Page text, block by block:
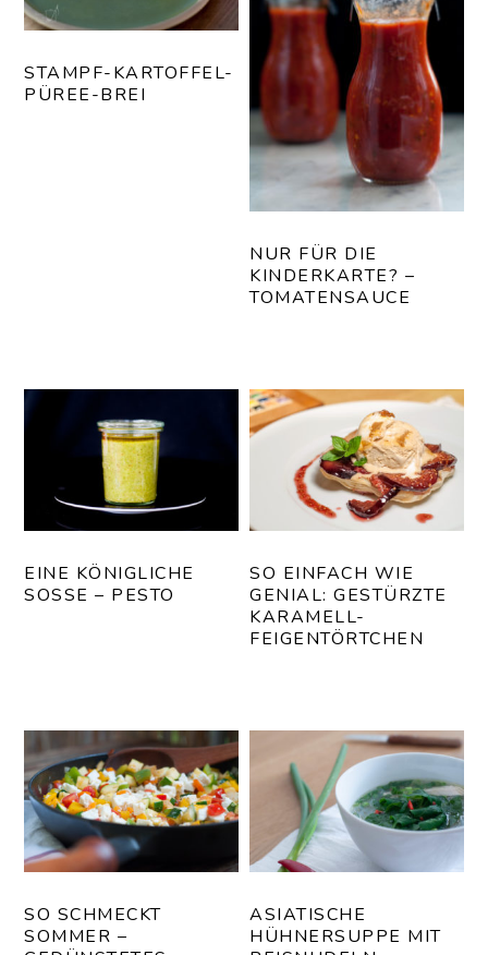
STAMPF-KARTOFFEL-
PÜREE-BREI
NUR FÜR DIE
KINDERKARTE? –
TOMATENSAUCE
EINE KÖNIGLICHE
SOSSE – PESTO
SO EINFACH WIE
GENIAL: GESTÜRZTE
KARAMELL-
FEIGENTÖRTCHEN
SO SCHMECKT
SOMMER –
ASIATISCHE
HÜHNERSUPPE MIT